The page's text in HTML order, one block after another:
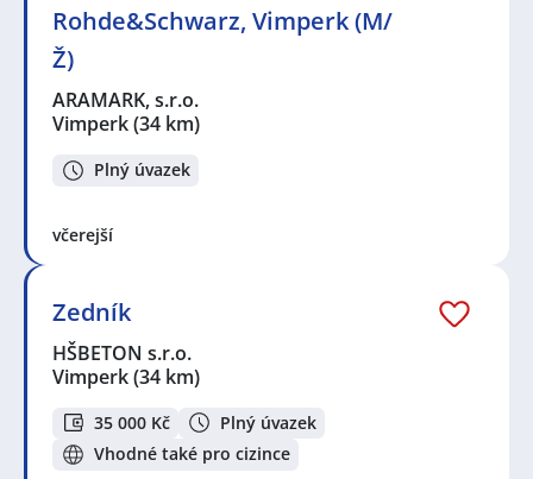
Rohde&Schwarz, Vimperk (M/
Ž)
ARAMARK, s.r.o.
Vimperk(34 km)
Plný úvazek
včerejší
Zedník
HŠBETON s.r.o.
Vimperk(34 km)
35 000 Kč
Plný úvazek
Vhodné také pro cizince